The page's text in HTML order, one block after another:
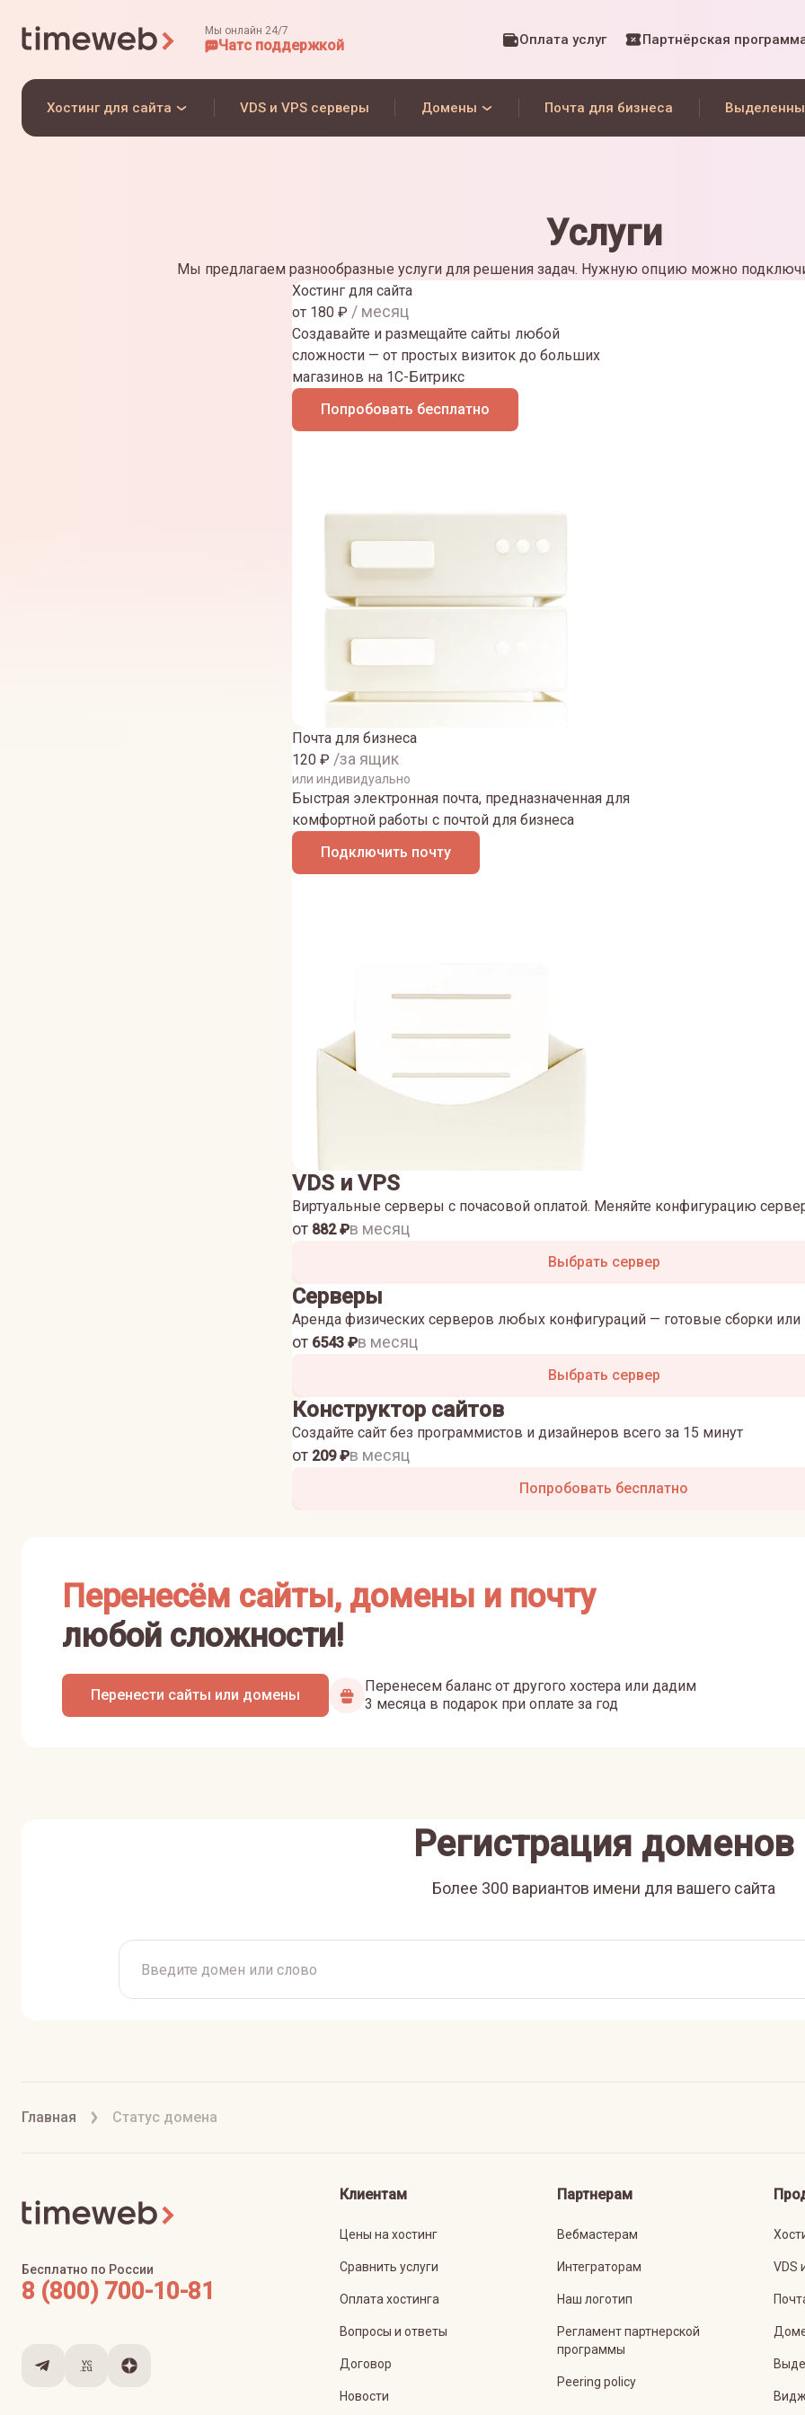
Мы онлайн 24/7
Чатс поддержкой Оплата услуг Партнёрская
Хостинг для сайта VDS и VPS серверы Домены Почта для бизнеса
Услуги
Мы предлагаем разнообразные услуги для решения задач. Нужную опцию можно
Хостинг для сайта
от 180 ₽ / месяц
Создавайте и размещайте сайты любой
сложности — от простых визиток до больших
магазинов на 1С-Битрикс
Попробовать бесплатно
Почта для бизнеса
120 ₽ /за ящик
или индивидуально
Быстрая электронная почта, предназначенная для
комфортной работы с почтой для бизнеса
Подключить почту
VDS и VPS
Виртуальные серверы с почасовой оплатой. Меняйте конфигурацию
от 882₽в месяц
Выбрать сервер
Серверы
Аренда физических серверов любых конфигураций — готовые сборки или
от 6543 ₽в месяц
Выбрать сервер
Конструктор сайтов
Создайте сайт без программистов и дизайнеров всего за 15 минут
от 209₽в месяц
Попробовать бесплатно
Перенесём сайты, домены и почту
любой сложности!
Перенести сайты или домены
Перенесем баланс от другого хостера или дадим
3 месяца в подарок при оплате за год
Регистрация доменов
Более 300 вариантов имени для вашего сайта
Главная Статус домена
Бесплатно по России
8 (800) 700-10-81
Клиентам
Цены на хостинг
Сравнить услуги
Оплата хостинга
Вопросы и ответы
Договор
Новости
Партнерам
Вебмастерам
Интеграторам
Наш логотип
Регламент партнерской
программы
Peering policy
VDS